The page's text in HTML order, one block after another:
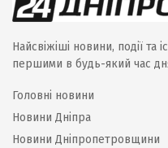
Найсвіжіші новини, події та
першими в будь-який час
Головні новини
Новини Дніпра
Новини Дніпропетровщини